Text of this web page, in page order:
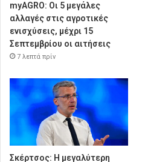
myAGRO: Οι 5 μεγάλες
αλλαγές στις αγροτικές
ενισχύσεις, μέχρι 15
Σεπτεμβρίου οι αιτήσεις
7 λεπτά πρίν
Σκέρτσος: Η μεγαλύτερη